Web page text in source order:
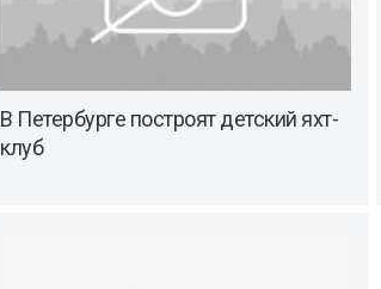
В Петербурге построят детский яхт-
клуб